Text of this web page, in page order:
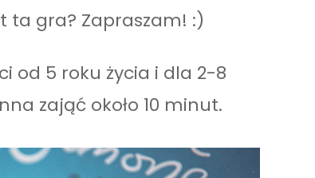
ta gra? Zapraszam! :)
od 5 roku życia i dla 2-8
zająć około 10 minut.